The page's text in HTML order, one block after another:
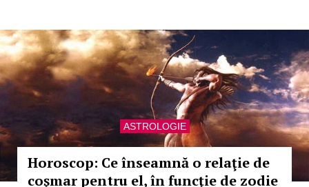
ASTROLOGIE
Horoscop: Ce înseamnă o relaţie de
coşmar pentru el, în funcţie de zodie